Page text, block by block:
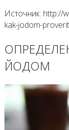
Источник: http://
kak-jodom-
ЙОДОМ